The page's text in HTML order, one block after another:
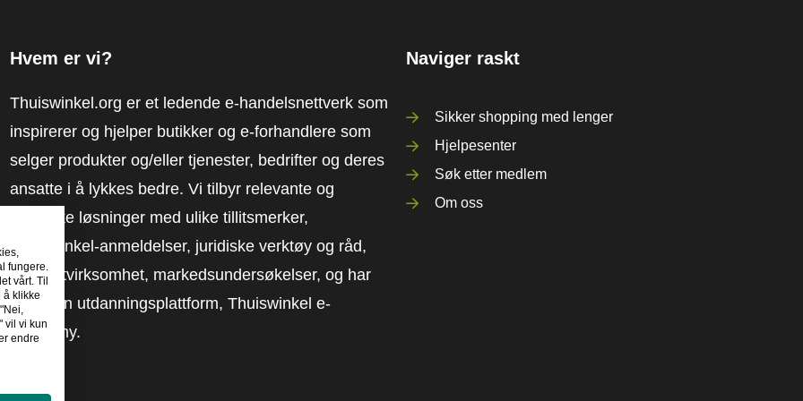
Hvem er vi?
Thuiswinkel.org er et ledende e-handelsnettverk som
inspirerer og hjelper butikker og e-forhandlere som
selger produkter og/eller tjenester, bedrifter og deres
ansatte i å lykkes bedre. Vi tilbyr relevante og
praktiske løsninger med ulike tillitsmerker,
Thuiswinkel-anmeldelser, juridiske verktøy og råd,
advokatvirksomhet, markedsundersøkelser, og har
vår egen utdanningsplattform, Thuiswinkel e-
Academy.
Naviger raskt
Sikker shopping med lenger
Hjelpesenter
Søk etter medlem
Om oss
fungere.
vårt. Til
å klikke
vil vi kun
endre